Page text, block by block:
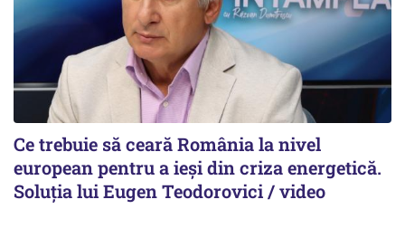
Ce trebuie să ceară România la nivel
european pentru a ieși din criza energetică.
Soluția lui Eugen Teodorovici / video